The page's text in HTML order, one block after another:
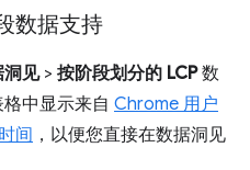
数据支持
洞见> 按阶段划分的 LCP数
中显示来自 Chrome 用户
间 ，以便您直接在数据洞见